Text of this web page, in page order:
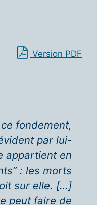
Version PDF
fondement,
par lui-
appartient en
: les morts
sur elle. […]
peut faire de